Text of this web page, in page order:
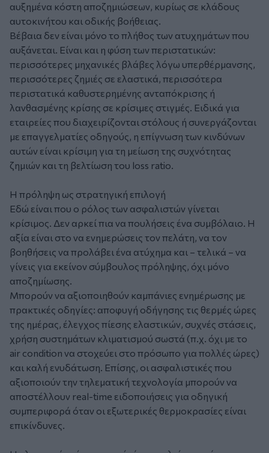
αυξημένα κόστη αποζημιώσεων, κυρίως σε κλάδους
αυτοκινήτου και οδικής βοήθειας.
Βέβαια δεν είναι μόνο το πλήθος των ατυχημάτων που
αυξάνεται. Είναι και η φύση των περιστατικών:
περισσότερες μηχανικές βλάβες λόγω υπερθέρμανσης,
περισσότερες ζημιές σε ελαστικά, περισσότερα
περιστατικά καθυστερημένης ανταπόκρισης ή
λανθασμένης κρίσης σε κρίσιμες στιγμές. Ειδικά για
εταιρείες που διαχειρίζονται στόλους ή συνεργάζονται
με επαγγελματίες οδηγούς, η επίγνωση των κινδύνων
αυτών είναι κρίσιμη για τη μείωση της συχνότητας
ζημιών και τη βελτίωση του loss ratio.
Η πρόληψη ως στρατηγική επιλογή
Εδώ είναι που ο ρόλος των ασφαλιστών γίνεται
κρίσιμος. Δεν αρκεί πια να πουλήσεις ένα συμβόλαιο. Η
αξία είναι στο να ενημερώσεις τον πελάτη, να τον
βοηθήσεις να προλάβει ένα ατύχημα και – τελικά – να
γίνεις για εκείνον σύμβουλος πρόληψης, όχι μόνο
αποζημίωσης.
Μπορούν να αξιοποιηθούν καμπάνιες ενημέρωσης με
πρακτικές οδηγίες: αποφυγή οδήγησης τις θερμές ώρες
της ημέρας, έλεγχος πίεσης ελαστικών, συχνές στάσεις,
χρήση συστημάτων κλιματισμού σωστά (π.χ. όχι με το
air condition να στοχεύει στο πρόσωπο για πολλές ώρες)
και καλή ενυδάτωση. Επίσης, οι ασφαλιστικές που
αξιοποιούν την τηλεματική τεχνολογία μπορούν να
αποστέλλουν real-time ειδοποιήσεις για οδηγική
συμπεριφορά όταν οι εξωτερικές θερμοκρασίες είναι
επικίνδυνες.